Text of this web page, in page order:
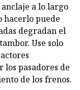
a lo largo
hacerlo puede
degradan el
Use solo
los pasadores de
de los frenos.